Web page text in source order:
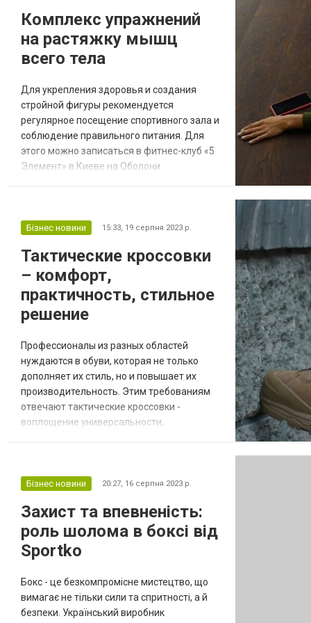
телевизионные репортажи. Сразу скажем,
что не вклю...
Комплекс упражнений
на растяжку мышц
всего тела
Для укрепления здоровья и создания
стройной фигуры рекомендуется
регулярное посещение спортивного зала и
соблюдение правильного питания. Для
этого можно записаться в фитнес-клуб «5
Элемент» в Киеве на Оболони.
залы, современные тренажеры, удобное
индивидуальные занятия с
профессиональным инструктором,
Бізнес новини 15:33, 19 серпня 2023 р.
Тактические кроссовки
– комфорт,
практичность, стильное
решение
Профессионалы из разных областей
нуждаются в обуви, которая не только
дополняет их стиль, но и повышает их
производительность. Этим требованиям
отвечают тактические кроссовки -
воплощение универсальности,
правоохранительных органов,
экстремальных видов спорта и искателей
приключений. Предлагая уникальное
сочетание комфорта, долговечности и пр...
Бізнес новини 20:27, 16 серпня 2023 р.
Захист та впевненість:
роль шолома в боксі від
Sportko
Бокс - це безкомпромісне мистецтво, що
вимагає не тільки сили та спритності, а й
безпеки. Український виробник